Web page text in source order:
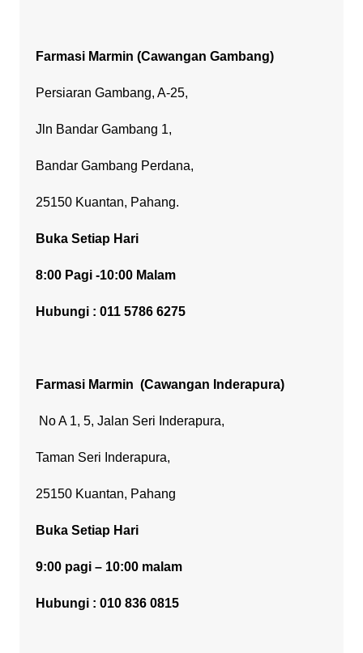
Farmasi Marmin (Cawangan Gambang)
Persiaran Gambang, A-25,
Jln Bandar Gambang 1,
Bandar Gambang Perdana,
25150 Kuantan, Pahang.
Buka Setiap Hari
8:00 Pagi -10:00 Malam
Hubungi : 011 5786 6275
Farmasi Marmin (Cawangan Inderapura)
No A 1, 5, Jalan Seri Inderapura,
Taman Seri Inderapura,
25150 Kuantan, Pahang
Buka Setiap Hari
9:00 pagi – 10:00 malam
Hubungi : 010 836 0815